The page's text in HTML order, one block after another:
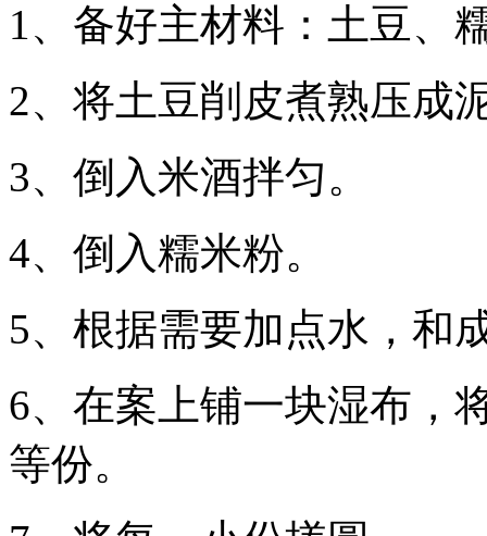
1、备好主材料：土豆、
2、将土豆削皮煮熟压成
3、倒入米酒拌匀。
4、倒入糯米粉。
5、根据需要加点水，和
6、在案上铺一块湿布，
等份。